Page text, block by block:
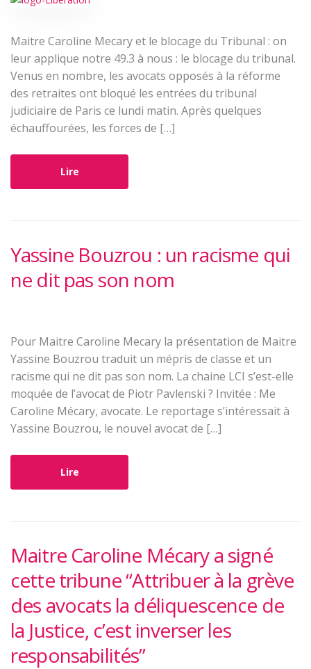
Maitre Caroline Mecary et le blocage du Tribunal : on
leur applique notre 49.3 à nous : le blocage du tribunal.
Venus en nombre, les avocats opposés à la réforme
des retraites ont bloqué les entrées du tribunal
judiciaire de Paris ce lundi matin. Après quelques
échauffourées, les forces de […]
Lire
Yassine Bouzrou : un racisme qui
ne dit pas son nom
Pour Maitre Caroline Mecary la présentation de Maitre
Yassine Bouzrou traduit un mépris de classe et un
racisme qui ne dit pas son nom. La chaine LCI s’est-elle
moquée de l’avocat de Piotr Pavlenski ? Invitée : Me
Caroline Mécary, avocate. Le reportage s’intéressait à
Yassine Bouzrou, le nouvel avocat de […]
Lire
Maitre Caroline Mécary a signé
cette tribune “Attribuer à la grève
des avocats la déliquescence de
la Justice, c’est inverser les
responsabilités”